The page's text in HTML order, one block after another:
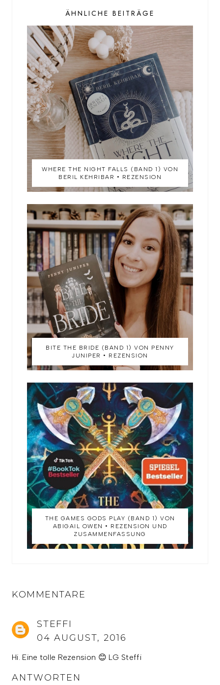
ÄHNLICHE BEITRÄGE
WHERE THE NIGHT FALLS (BAND 1) VON
BERIL KEHRIBAR • REZENSION
BITE THE BRIDE (BAND 1) VON PENNY
JUNIPER • REZENSION
THE GAMES GODS PLAY (BAND 1) VON
ABIGAIL OWEN • REZENSION UND
ZUSAMMENFASSUNG
KOMMENTARE
STEFFI
04 AUGUST, 2016
Hi. Eine tolle Rezension 😊 LG Steffi
ANTWORTEN